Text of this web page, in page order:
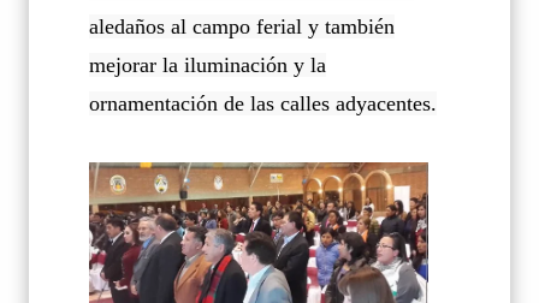
aledaños al campo ferial y también
mejorar la iluminación y la
ornamentación de las calles adyacentes.